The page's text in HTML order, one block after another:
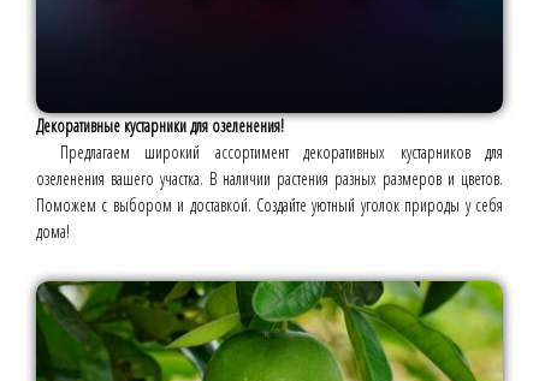
Декоративные кустарники для озеленения!
Предлагаем широкий ассортимент декоративных кустарников для
озеленения вашего участка. В наличии растения разных размеров и цветов.
Поможем с выбором и доставкой. Создайте уютный уголок природы у себя
дома!